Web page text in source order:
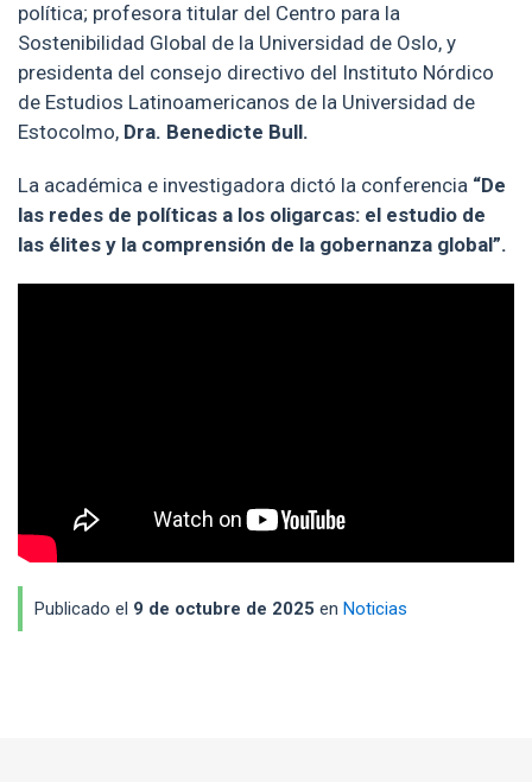
Inscripciones
Certificados digitales
Aulas virtuales
política; profesora titular del Centro para la
Sostenibilidad Global de la Universidad de Oslo, y
presidenta del consejo directivo del Instituto Nórdico
de Estudios Latinoamericanos de la Universidad de
Estocolmo, Dra. Benedicte Bull.
La académica e investigadora dictó la conferencia “De
las redes de políticas a los oligarcas: el estudio de
las élites y la comprensión de la gobernanza global”.
Publicado el 9 de octubre de 2025 en Noticias